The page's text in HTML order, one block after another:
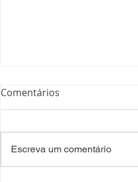
Comentários
Escreva um comentário